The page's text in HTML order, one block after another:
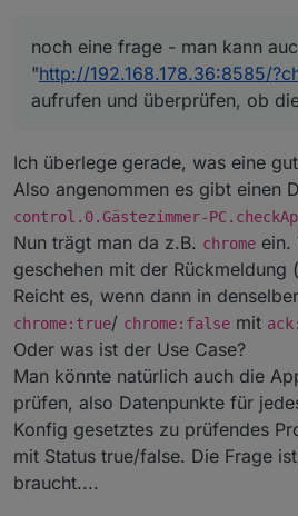
noch eine frage - man kann
"http://192.168.178.36:8585/
aufrufen und überprüfen, ob
Ich überlege gerade, was eine
Also angenommen es gibt einen
control.0.Gästezimmer-
Nun trägt man da z.B. chrome ein.
geschehen mit der Rückmeldung
Reicht es, wenn dann in
chrome:true/ chrome:false mit
Oder was ist der Use Case?
Man könnte natürlich auch die
prüfen, also Datenpunkte für
Konfig gesetztes zu prüfendes
mit Status true/false. Die Frage
braucht....